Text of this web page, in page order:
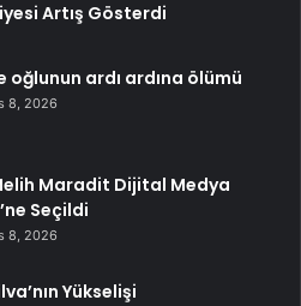
Artış Gösterdi
oğlunun ardı ardına ölümü
8, 2026
Maradit Dijital Medya
Seçildi
8, 2026
Yükselişi